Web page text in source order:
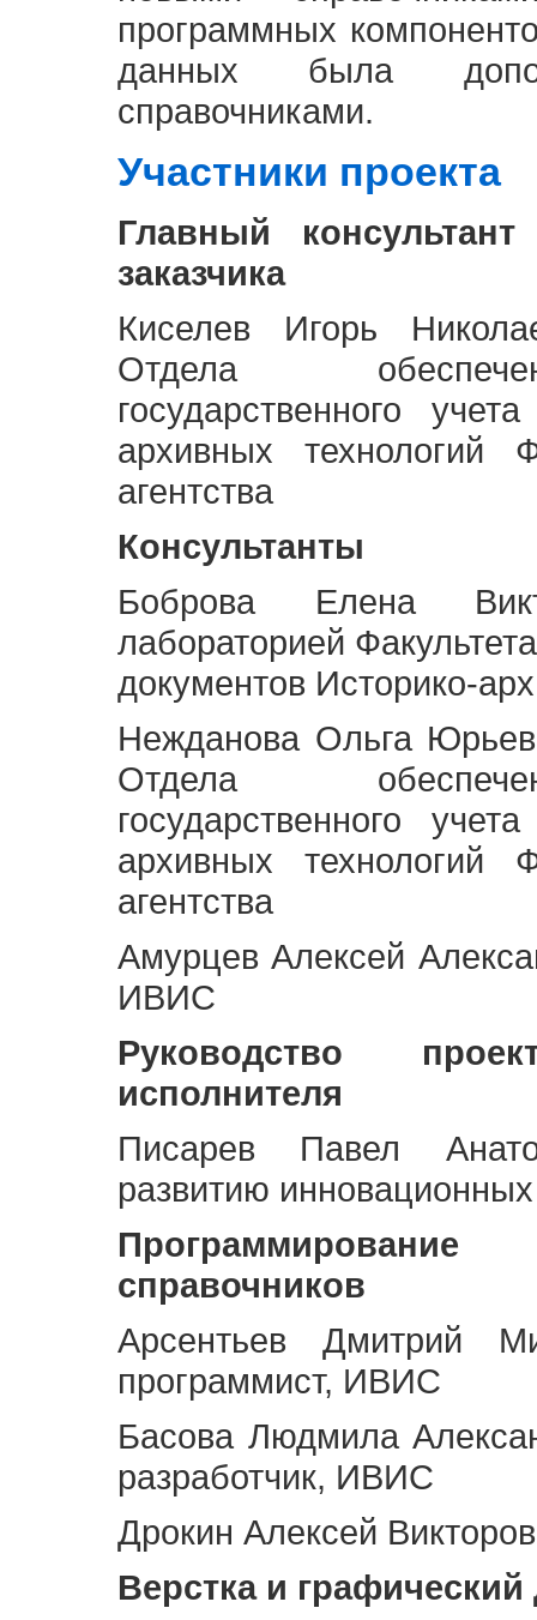
программных
данных была
справочниками.
Участники проекта
Главный
заказчика
Киселев Игорь
Отдела
государственного
архивных технологий
агентства
Консультанты
Боброва Елена
лабораторией
документов Историко-
Нежданова Ольга
Отдела
государственного
архивных технологий
агентства
Амурцев Алексей
ИВИС
Руководство
исполнителя
Писарев Павел
развитию
Программирование
справочников
Арсентьев Дмитрий
программист, ИВИС
Басова Людмила
разработчик, ИВИС
Дрокин Алексей
Верстка и графический